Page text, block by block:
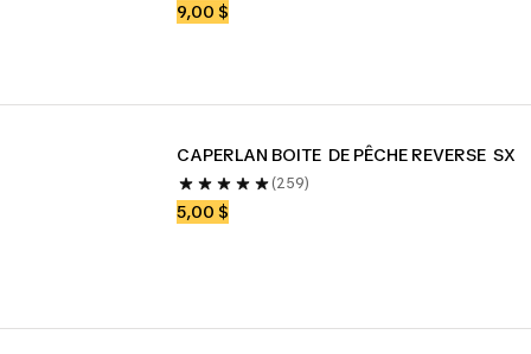
9,00 $
CAPERLAN BOITE  DE PÊCHE REVERSE  SX
(259)
5,00 $